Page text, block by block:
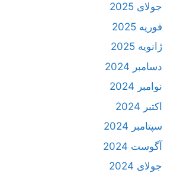
جولای 2025
فوریه 2025
ژانویه 2025
دسامبر 2024
نوامبر 2024
اکتبر 2024
سپتامبر 2024
آگوست 2024
جولای 2024